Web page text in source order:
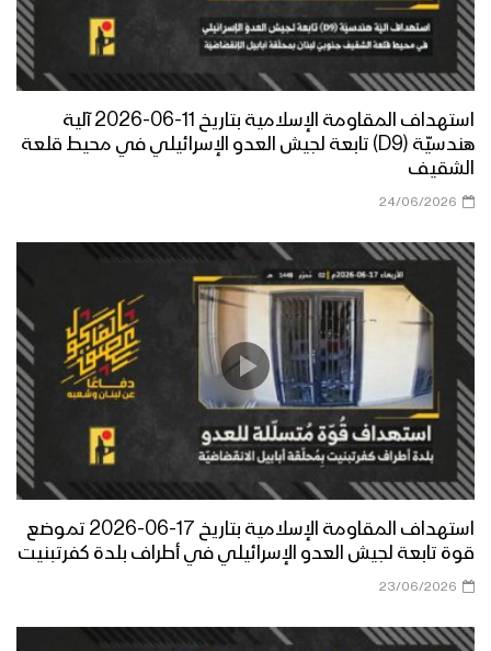
استهداف المقاومة الإسلامية بتاريخ 11-06-2026 آلية
هندسيّة (D9) تابعة لجيش العدو الإسرائيلي في محيط قلعة
الشقيف
24/06/2026
استهداف المقاومة الإسلامية بتاريخ 17-06-2026 تموضع
قوة تابعة لجيش العدو الإسرائيلي في أطراف بلدة كفرتبنيت
23/06/2026